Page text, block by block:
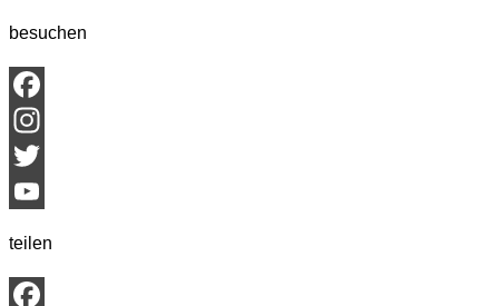
besuchen
Facebook
Instagram
Twitter
teilen